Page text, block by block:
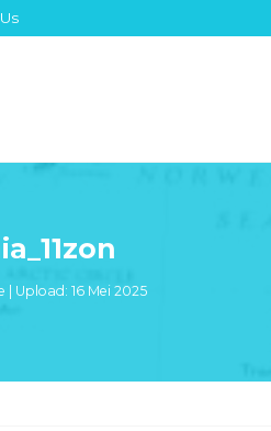
Upload: 16 Mei 2025